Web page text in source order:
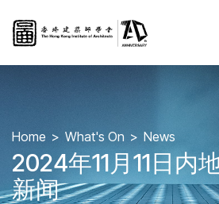
Home What's On News
2024年11月11日内
新闻